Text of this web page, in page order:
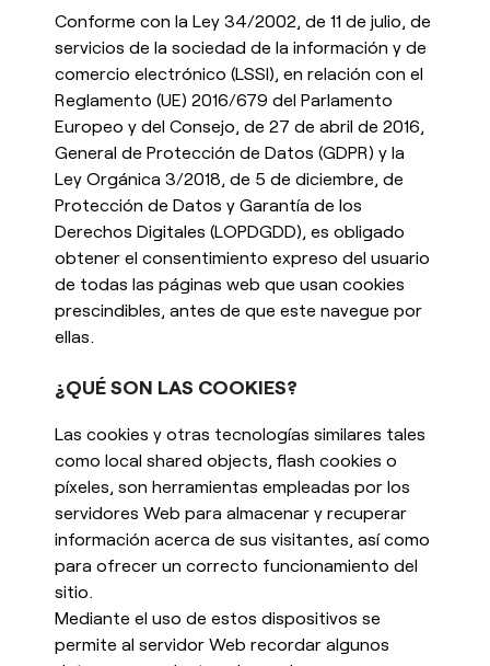
Ergonomía
Responsabilidad social
Nuestros Showrooms
Empleo
esPattio
Contacto
Contacto
ES FR DE
Conforme con la Ley 34/2002, de 11 de julio, de
servicios de la sociedad de la información y de
comercio electrónico (LSSI), en relación con el
Reglamento (UE) 2016/679 del Parlamento
Europeo y del Consejo, de 27 de abril de 2016,
General de Protección de Datos (GDPR) y la
Ley Orgánica 3/2018, de 5 de diciembre, de
Protección de Datos y Garantía de los
Derechos Digitales (LOPDGDD), es obligado
obtener el consentimiento expreso del usuario
de todas las páginas web que usan cookies
prescindibles, antes de que este navegue por
ellas.
¿QUÉ SON LAS COOKIES?
Las cookies y otras tecnologías similares tales
como local shared objects, flash cookies o
píxeles, son herramientas empleadas por los
servidores Web para almacenar y recuperar
información acerca de sus visitantes, así como
para ofrecer un correcto funcionamiento del
sitio.
Mediante el uso de estos dispositivos se
permite al servidor Web recordar algunos